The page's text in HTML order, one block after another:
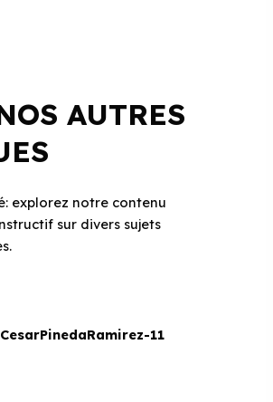
AUTRES
explorez notre contenu
sur divers sujets